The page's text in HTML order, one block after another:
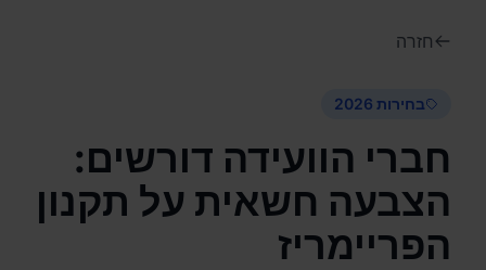
חזרה
בחירות 2026
חברי הוועידה דורשים:
הצבעה חשאית על תקנון
הפריימריז